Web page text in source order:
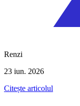
Renzi
23 iun. 2026
Citește articolul